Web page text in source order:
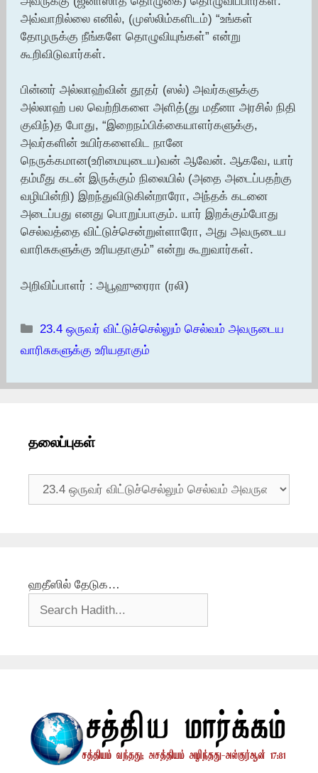
அவ்வாறில்லை எனில், (முஸ்லிம்களிடம்) “உங்கள்
தோழருக்கு நீங்களே தொழுவியுங்கள்” என்று
கூறிவிடுவார்கள்.
பின்னர் அல்லாஹ்வின் தூதர் (ஸல்) அவர்களுக்கு
அல்லாஹ் பல வெற்றிகளை அளித்(து மதீனா அரசில் நிதி
குவிந்)த போது, “இறைநம்பிக்கையாளர்களுக்கு,
அவர்களின் உயிர்களைவிட நானே
நெருக்கமான(உரிமையுடைய)வன் ஆவேன். ஆகவே, யார்
தம்மீது கடன் இருக்கும் நிலையில் (அதை அடைப்பதற்கு
வழியின்றி) இறந்துவிடுகின்றாரோ, அந்தக் கடனை
அடைப்பது எனது பொறுப்பாகும். யார் இறக்கும்போது
செல்வத்தை விட்டுச்சென்றுள்ளாரோ, அது அவருடைய
வாரிசுகளுக்கு உரியதாகும்” என்று கூறுவார்கள்.
அறிவிப்பாளர் : அபூஹுரைரா (ரலி)
Categories
23.4 ஒருவர் விட்டுச்செல்லும் செல்வம் அவருடைய
வாரிசுகளுக்கு உரியதாகும்
தலைப்புகள்
தலைப்புகள்
ஹதீஸில் தேடுக…